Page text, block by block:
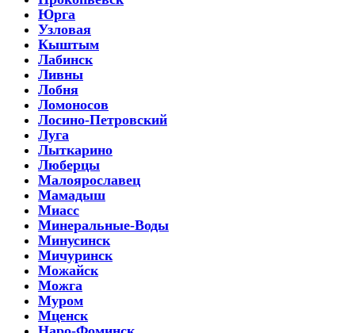
Юрга
Узловая
Кыштым
Лабинск
Ливны
Лобня
Ломоносов
Лосино-Петровский
Луга
Лыткарино
Люберцы
Малоярославец
Мамадыш
Миасс
Минеральные-Воды
Минусинск
Мичуринск
Можайск
Можга
Муром
Мценск